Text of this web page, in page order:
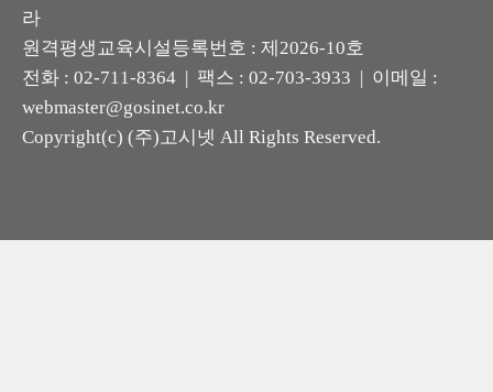
라
원격평생교육시설등록번호 : 제2026-10호
전화 : 02-711-8364 | 팩스 : 02-703-3933 | 이메일 :
webmaster@gosinet.co.kr
Copyright(c) (주)고시넷 All Rights Reserved.